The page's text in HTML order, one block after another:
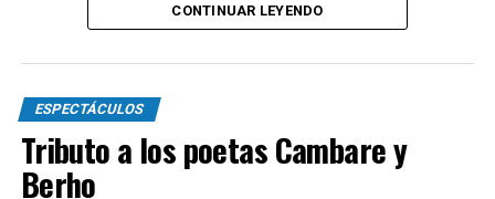
grandes clásicos que ponen en valor la excelencia
En la segunda parte llegará
que da nombre al espectáculo. La pieza aborda, con
sensibilidad y lirismo, el instante de la despedida de un
artista, explorando el vínculo con su mentor, su
CONTINUAR LEYENDO
ESPECTÁCULOS
Tributo a los poetas Cambare y
Berho